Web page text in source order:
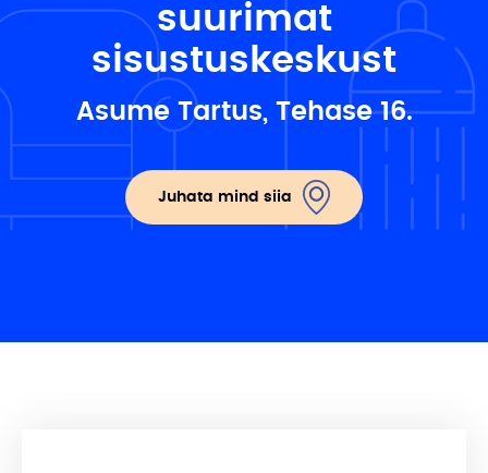
suurimat
sisustuskeskust
Asume Tartus, Tehase 16.
Juhata mind siia